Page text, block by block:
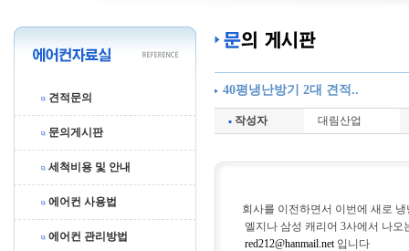
견적문의
문의게시판
세척비용 및 안내
에어컨 사용법
에어컨 관리방법
40평냉난방기 2대 견적..
작성자 대림산업
회사를 이전하면서 이번에 새로
엘지나 삼성 캐리어 3사에서 나
red212@hanmail.net입니다